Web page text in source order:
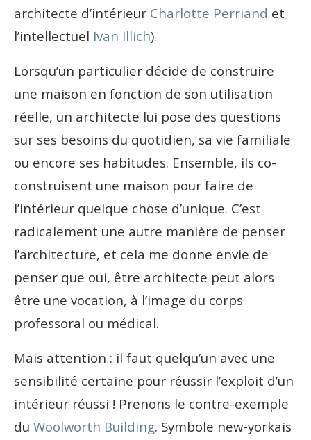
architecte d’intérieur Charlotte Perriand et
l’intellectuel Ivan Illich).
Lorsqu’un particulier décide de construire
une maison en fonction de son utilisation
réelle, un architecte lui pose des questions
sur ses besoins du quotidien, sa vie familiale
ou encore ses habitudes. Ensemble, ils co-
construisent une maison pour faire de
l’intérieur quelque chose d’unique. C’est
radicalement une autre manière de penser
l’architecture, et cela me donne envie de
penser que oui, être architecte peut alors
être une vocation, à l’image du corps
professoral ou médical.
Mais attention : il faut quelqu’un avec une
sensibilité certaine pour réussir l’exploit d’un
intérieur réussi ! Prenons le contre-exemple
du Woolworth Building. Symbole new-yorkais